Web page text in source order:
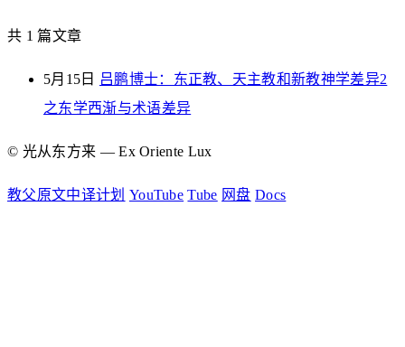
共 1 篇文章
5月15日
吕鹏博士：东正教、天主教和新教神学差异2
之东学西渐与术语差异
© 光从东方来 — Ex Oriente Lux
教父原文中译计划 YouTube Tube 网盘 Docs